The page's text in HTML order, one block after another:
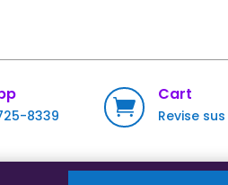
8339 
Cart
Revise